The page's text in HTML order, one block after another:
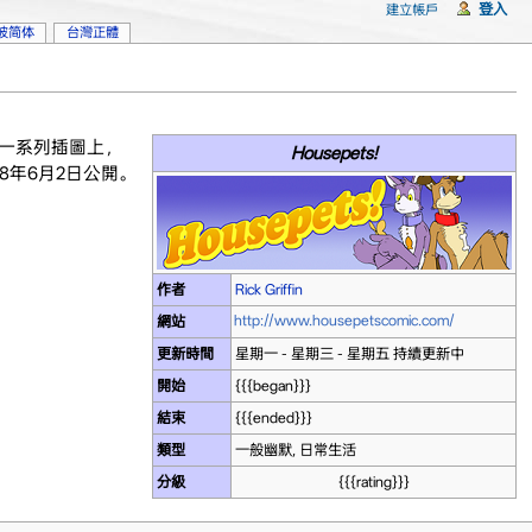
Housepets!
作者
Rick Griffin
網站
http://www.housepetscomic.com/
更新時間
星期一 - 星期三 - 星期五 持續更新中
開始
{{{began}}}
結束
{{{ended}}}
類型
一般幽默, 日常生活
分級
{{{rating}}}
系列插圖上，
6月2日公開。
简体 台灣正體
建立帳戶 登入